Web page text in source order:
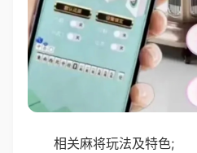
相关麻将玩法及特色;